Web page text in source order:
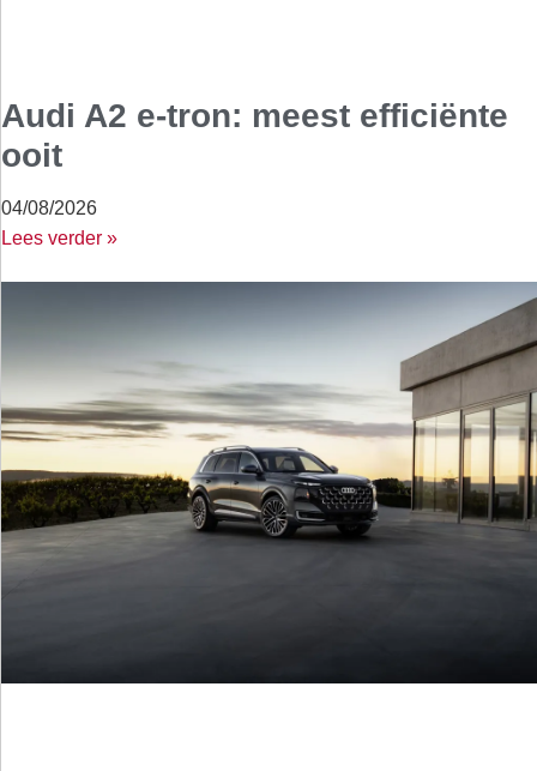
Audi A2 e-tron: meest efficiënte
ooit
04/08/2026
Lees verder »